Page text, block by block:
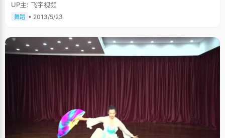
UP主: 飞宇视频
舞蹈 • 2013/5/23